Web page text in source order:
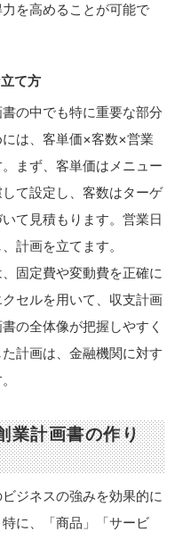
を高めることが可能で
て方
の中でも特に重要な部分
は、客単価×客数×営業
まず、客単価はメニュー
て設定し、客数はターゲ
て見積もります。営業日
計画を立てます。
固定費や変動費を正確に
セルを用いて、収支計画
の全体像が把握しやすく
計画は、金融機関に対す
業計画書の作り
ジネスの強みを効果的に
に、「商品」「サービ